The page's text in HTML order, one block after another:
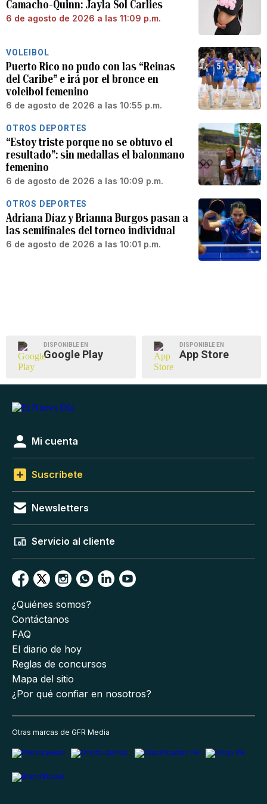
Camacho-Quinn: Jayla Sol Carlies
6 de agosto de 2026 a las 11:09 p.m.
VOLEIBOL
Puerto Rico no pudo con las “Reinas
del Caribe” e irá por el bronce en
voleibol femenino
6 de agosto de 2026 a las 10:55 p.m.
OTROS DEPORTES
“Estoy triste porque no se obtuvo el
resultado”: sin medallas el balonmano
femenino
6 de agosto de 2026 a las 10:09 p.m.
OTROS DEPORTES
Adriana Díaz y Brianna Burgos pasan a
las semifinales del torneo individual
6 de agosto de 2026 a las 10:01 p.m.
DISPONIBLE EN
Google Play
DISPONIBLE EN
App Store
Mi cuenta
Suscríbete
Newsletters
Servicio al cliente
¿Quiénes somos?
Contáctanos
FAQ
El diario de hoy
Reglas de concursos
Mapa del sitio
¿Por qué confiar en nosotros?
Otras marcas de GFR Media